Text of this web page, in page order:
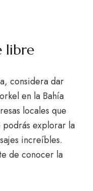
libre
considera dar
en la Bahía
locales que
explorar la
increíbles.
de conocer la